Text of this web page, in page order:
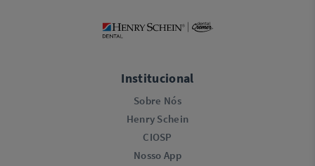
Institucional
Sobre Nós
Henry Schein
CIOSP
Nosso App